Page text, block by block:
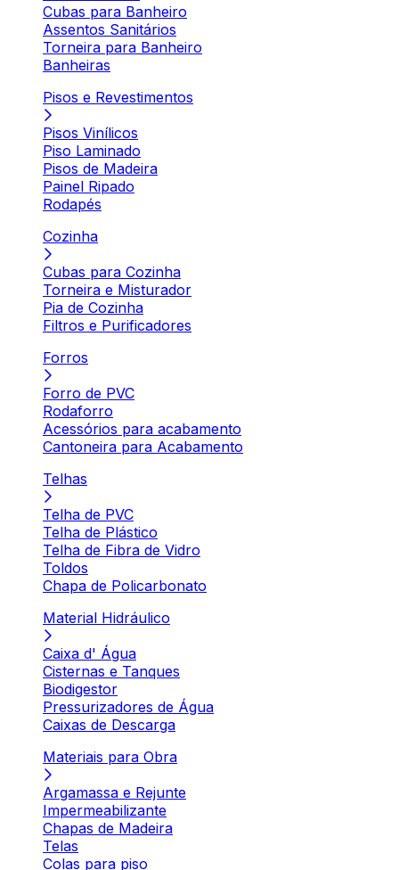
Cubas para Banheiro
Assentos Sanitários
Torneira para Banheiro
Banheiras
Pisos e Revestimentos
Pisos Vinílicos
Piso Laminado
Pisos de Madeira
Painel Ripado
Rodapés
Cozinha
Cubas para Cozinha
Torneira e Misturador
Pia de Cozinha
Filtros e Purificadores
Forros
Forro de PVC
Rodaforro
Acessórios para acabamento
Cantoneira para Acabamento
Telhas
Telha de PVC
Telha de Plástico
Telha de Fibra de Vidro
Toldos
Chapa de Policarbonato
Material Hidráulico
Caixa d' Água
Cisternas e Tanques
Biodigestor
Pressurizadores de Água
Caixas de Descarga
Materiais para Obra
Argamassa e Rejunte
Impermeabilizante
Chapas de Madeira
Telas
Colas para piso